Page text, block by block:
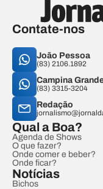
Contate-nos
João Pessoa
(83) 2106.1892
Campina
(83) 3315-3204
Redação
Qual a Boa?
Agenda de Shows
O que fazer?
Onde comer e beber?
Onde ficar?
Notícias
Bichos